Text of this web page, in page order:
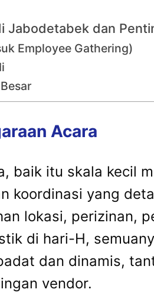
Jabodetabek dan
Employee Gathering)
Acara
baik itu skala kecil
koordinasi yang
lokasi, perizinan,
di hari-H,
dan dinamis,
vendor.